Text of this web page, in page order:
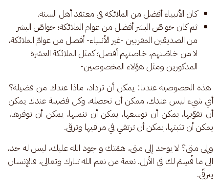
كان الأنبياء أفضل من الملائكة في معتقد أهل السنة.
ثم كان خواصّ البشر أفضل من عوام الملائكة؛ خواصّ البشر
من الصديقين المقربين -غير الأنبياء- أفضل من عوامّ الملائكة،
لا من خاصّتهم، خاصتهم أفضل؛ كمثل الملائكة العشرة
المذكورين ومثل هؤلاء المخصوصين-
هذه الخصوصية عندنا: يمكن أن تزداد، ماذا عندك من فضيلة؟
أي شيء ليس عندك، ممكن أن تحصله، وكل فضيلة عندك يمكن
أن تقوّيها، يمكن أن توسعها، يمكن أن تنميها، يمكن أن توفرها،
يمكن أن تثبتها، يمكن أن ترتقي في مراقيها وترقى.
وإلى متى؟ لا يوجد إلى متى، همّتك و جود الله عليك، ليس له حد،
الى ما قُسِمَ لك في الأزل. نعمة من نعم الله تبارك وتعالى، فالإنسان
يترقّى.